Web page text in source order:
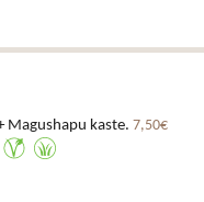
Magushapu kaste. 7,50€